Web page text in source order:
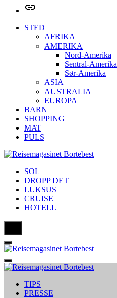
Login
STED
AFRIKA
AMERIKA
Nord-Amerika
Sentral-Amerika
Sør-Amerika
ASIA
AUSTRALIA
EUROPA
BARN
SHOPPING
MAT
PULS
SOL
DROPP DET
LUKSUS
CRUISE
HOTELL
TIPS
PRESSE